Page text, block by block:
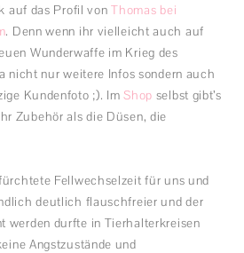
auf das Profil vonThomas bei
. Denn wenn ihr vielleicht auch auf
Wunderwaffe im Krieg des
nicht nur weitere Infos sondern auch
Kundenfoto ;). ImShop selbst gibt’s
Zubehör als die Düsen, die
Fellwechselzeit für uns und
deutlich flauschfreier und der
werden durfte in Tierhalterkreisen
Angstzustände und